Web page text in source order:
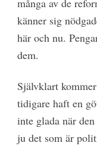
många av de
känner sig
här och nu.
dem.
Självklart
tidigare haft en
inte glada när
ju det som är